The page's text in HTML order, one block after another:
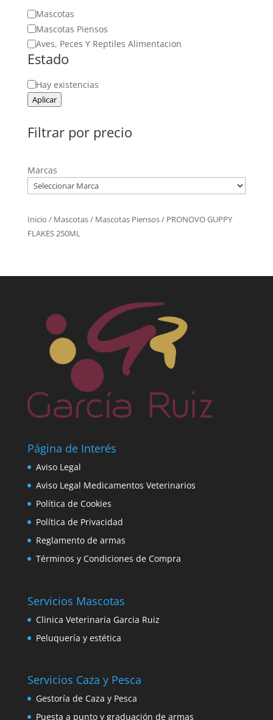
Categoría
Mascotas
Mascotas Piensos
Aves, Peces Y Reptiles Alimentacion
Estado
Estado
Hay existencias
Aplicar
Filtrar por precio
Marcas
Inicio / Mascotas/ Mascotas Piensos/ PRONOVO GUPPY
FLAKES 250ML
Página de Interés
Aviso Legal
Aviso Legal Medicamentos Veterinarios
Política de Cookies
Política de Privacidad
Reglamento de armas
Términos y Condiciones de Compra
Servicios Mascotas
Clinica Veterinaria Garcia Ruiz
Peluquería y estética
Servicios Caza y Pesca
Gestoría de Caza y Pesca
Puesta a punto y graduación de armas